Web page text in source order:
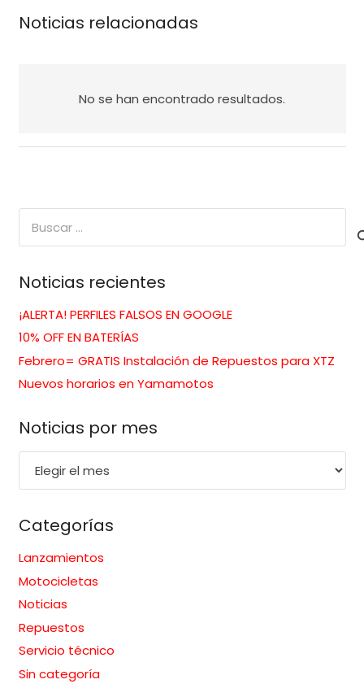
Noticias relacionadas
No se han encontrado resultados.
Noticias recientes
¡ALERTA! PERFILES FALSOS EN GOOGLE
10% OFF EN BATERÍAS
Febrero= GRATIS Instalación de Repuestos para XTZ
Nuevos horarios en Yamamotos
Noticias por mes
Categorías
Lanzamientos
Motocicletas
Noticias
Repuestos
Servicio técnico
Sin categoría